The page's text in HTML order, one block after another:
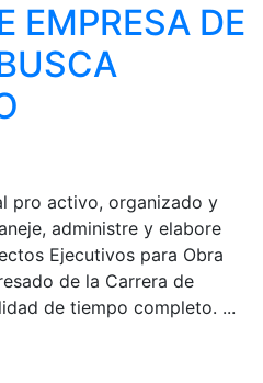
EMPRESA DE
pro activo, organizado y
administre y elabore
Ejecutivos para Obra
de la Carrera de
de tiempo completo. ...